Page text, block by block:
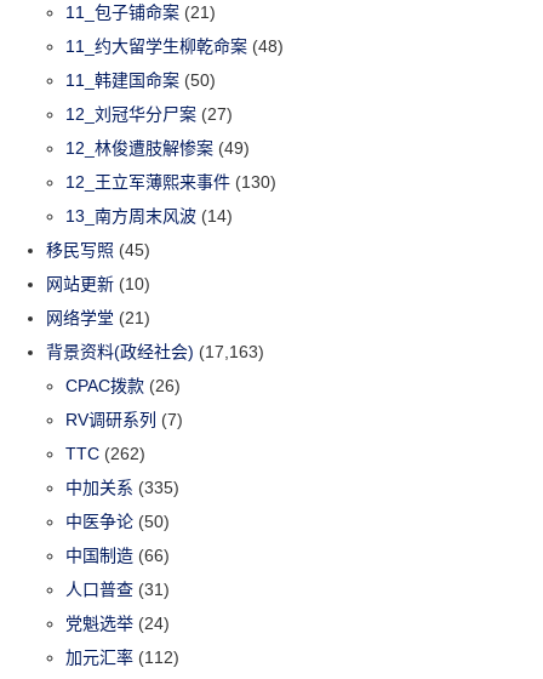
11_包子铺命案 (21)
11_约大留学生柳乾命案 (48)
11_韩建国命案 (50)
12_刘冠华分尸案 (27)
12_林俊遭肢解惨案 (49)
12_王立军薄熙来事件 (130)
13_南方周末风波 (14)
移民写照 (45)
网站更新 (10)
网络学堂 (21)
背景资料(政经社会) (17,163)
CPAC拨款 (26)
RV调研系列 (7)
TTC (262)
中加关系 (335)
中医争论 (50)
中国制造 (66)
人口普查 (31)
党魁选举 (24)
加元汇率 (112)